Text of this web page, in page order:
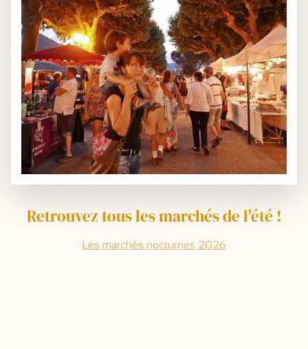
Retrouvez tous les marchés de l'été !
Les marchés nocturnes 2026